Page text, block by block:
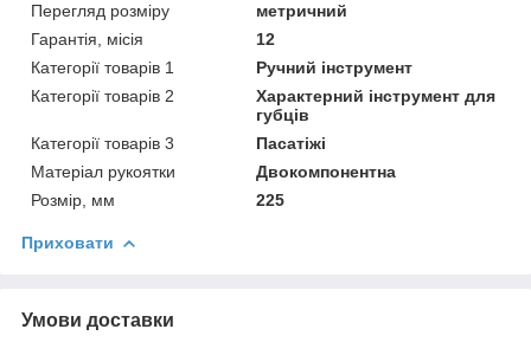
Перегляд розміру
метричний
Гарантія, місія
12
Категорії товарів 1
Ручний інструмент
Категорії товарів 2
Характерний інструмент для
губців
Категорії товарів 3
Пасатіжі
Матеріал рукоятки
Двокомпонентна
Розмір, мм
225
Приховати
Умови доставки